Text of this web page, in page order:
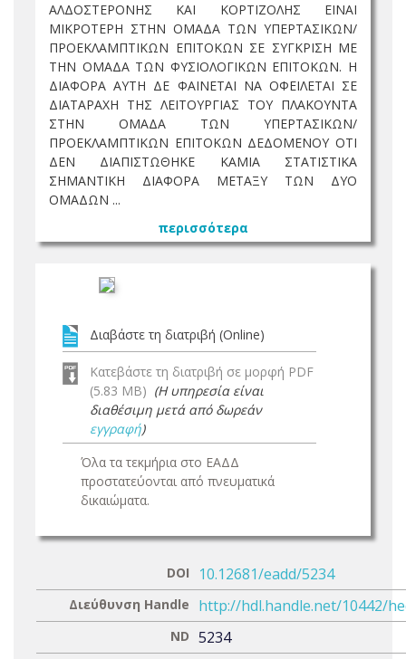
ΑΛΔΟΣΤΕΡΟΝΗΣ ΚΑΙ ΚΟΡΤΙΖΟΛΗΣ ΕΙΝΑΙ
ΜΙΚΡΟΤΕΡΗ ΣΤΗΝ ΟΜΑΔΑ ΤΩΝ ΥΠΕΡΤΑΣΙΚΩΝ/
ΠΡΟΕΚΛΑΜΠΤΙΚΩΝ ΕΠΙΤΟΚΩΝ ΣΕ ΣΥΓΚΡΙΣΗ ΜΕ
ΤΗΝ ΟΜΑΔΑ ΤΩΝ ΦΥΣΙΟΛΟΓΙΚΩΝ ΕΠΙΤΟΚΩΝ. Η
ΔΙΑΦΟΡΑ ΑΥΤΗ ΔΕ ΦΑΙΝΕΤΑΙ ΝΑ ΟΦΕΙΛΕΤΑΙ ΣΕ
ΔΙΑΤΑΡΑΧΗ ΤΗΣ ΛΕΙΤΟΥΡΓΙΑΣ ΤΟΥ ΠΛΑΚΟΥΝΤΑ
ΣΤΗΝ ΟΜΑΔΑ ΤΩΝ ΥΠΕΡΤΑΣΙΚΩΝ/
ΠΡΟΕΚΛΑΜΠΤΙΚΩΝ ΕΠΙΤΟΚΩΝ ΔΕΔΟΜΕΝΟΥ ΟΤΙ
ΔΕΝ ΔΙΑΠΙΣΤΩΘΗΚΕ ΚΑΜΙΑ ΣΤΑΤΙΣΤΙΚΑ
ΣΗΜΑΝΤΙΚΗ ΔΙΑΦΟΡΑ ΜΕΤΑΞΥ ΤΩΝ ΔΥΟ
ΟΜΑΔΩΝ ...
περισσότερα
Διαβάστε τη διατριβή (Online)
Κατεβάστε τη διατριβή σε μορφή PDF
(5.83 MB) (Η υπηρεσία είναι
διαθέσιμη μετά από δωρεάν
εγγραφή)
Όλα τα τεκμήρια στο ΕΑΔΔ
προστατεύονται από πνευματικά
δικαιώματα.
DOI 10.12681/eadd/5234
Διεύθυνση Handle http://hdl.handle.net/10442/
ND 5234